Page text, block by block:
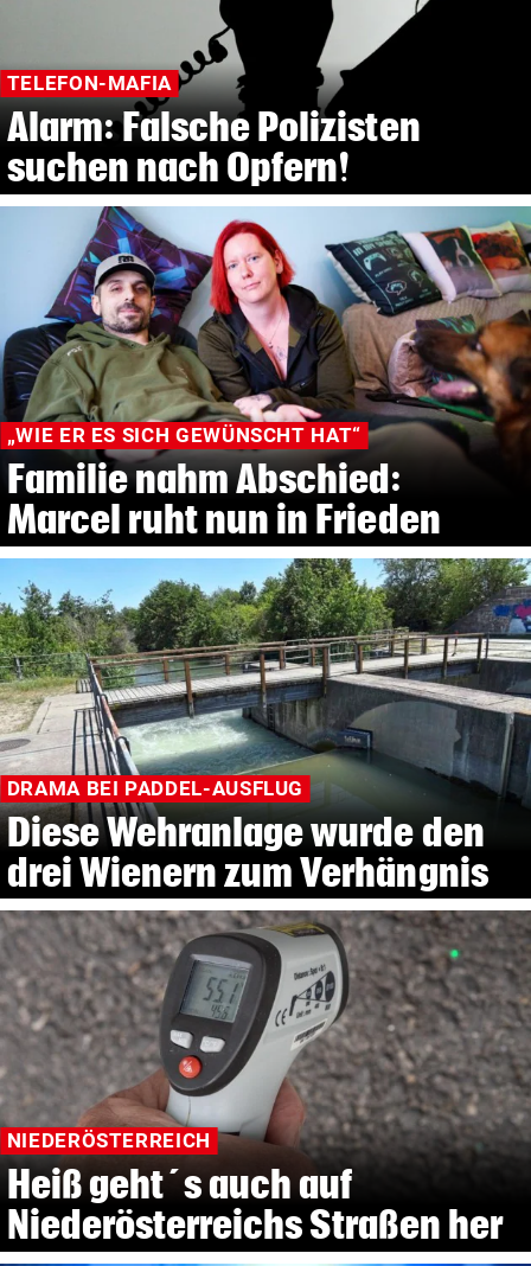
TELEFON-MAFIA
Alarm: Falsche Polizisten
suchen nach Opfern!
„WIE ER ES SICH GEWÜNSCHT HAT“
Familie nahm Abschied:
Marcel ruht nun in Frieden
DRAMA BEI PADDEL-AUSFLUG
Diese Wehranlage wurde den
drei Wienern zum Verhängnis
NIEDERÖSTERREICH
Heiß geht´s auch auf
Niederösterreichs Straßen her